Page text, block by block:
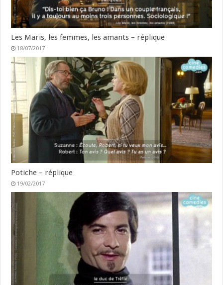
Les Maris, les femmes, les amants – réplique
18/07/2017
Potiche – réplique
19/02/2017